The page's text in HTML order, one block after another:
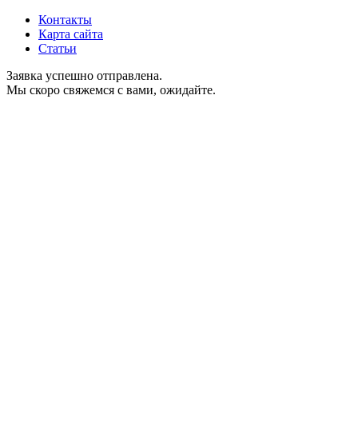
Контакты
Карта сайта
Статьи
Заявка успешно отправлена.
Мы скоро свяжемся с вами, ожидайте.